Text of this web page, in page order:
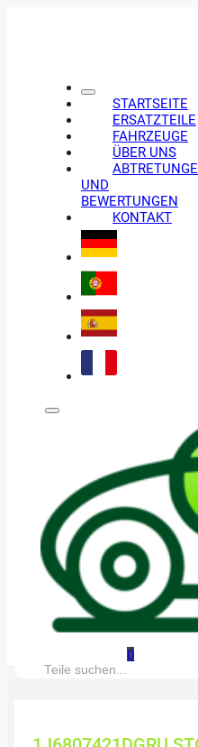
STARTSEITE
ERSATZTEILE
FAHRZEUGE
ÜBER UNS
UND
BEWERTUNGEN
KONTAKT
0
Suche: